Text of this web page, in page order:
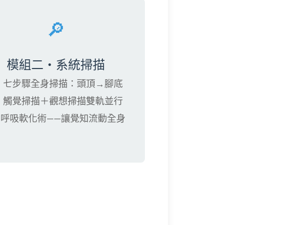
🔎
模組二・系統掃描
七步驟全身掃描：頭頂→腳底
觸覺掃描＋觀想掃描雙軌並行
呼吸軟化術——讓覺知流動全身